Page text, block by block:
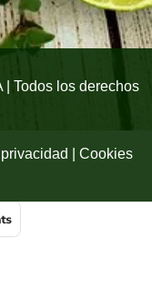
e
Todos los derechos
| Cookies